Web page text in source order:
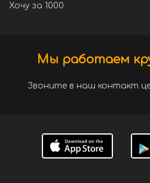
Хочу за 1000
Мы работаем
Звоните в наш контакт